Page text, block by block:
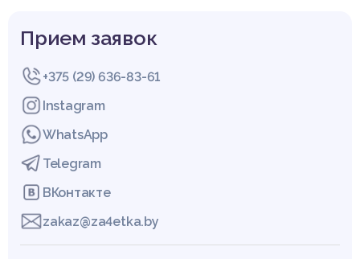
Прием заявок
+375 (29) 636-83-61
Instagram
WhatsApp
Telegram
ВКонтакте
zakaz@za4etka.by